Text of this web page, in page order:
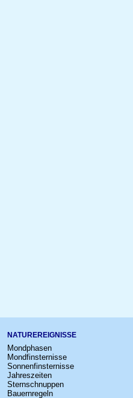
NATUREREIGNISSE
Mondphasen
Mondfinsternisse
Sonnenfinsternisse
Jahreszeiten
Sternschnuppen
Bauernregeln